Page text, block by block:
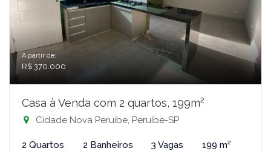
A partir de:
R$ 370.000
Casa à Venda com 2 quartos, 199m²
Cidade Nova Peruíbe, Peruíbe-SP
2 Quartos 2 Banheiros 3 Vagas 199 m²